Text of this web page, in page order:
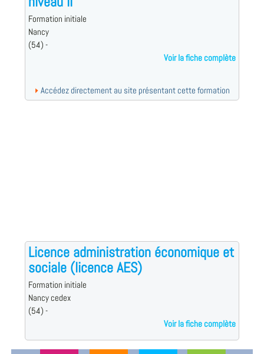
Formation initiale
Nancy
(54) -
Voir la fiche complète
Accédez directement au site présentant cette formation
Licence administration économique et
sociale (licence AES)
Formation initiale
Nancy cedex
(54) -
Voir la fiche complète